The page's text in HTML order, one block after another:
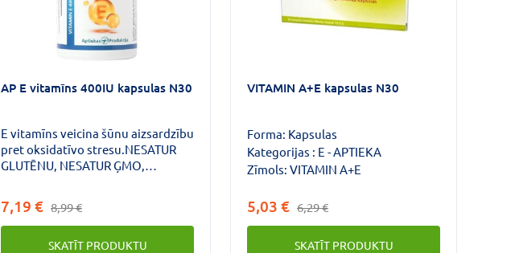
AP E vitamīns 400IU kapsulas N30
E vitamīns veicina šūnu aizsardzību
pret oksidatīvo stresu.NESATUR
GLUTĒNU, NESATUR ĢMO,
7,19 € 8,99 €
SKATĪT PRODUKTU
VITAMIN A+E kapsulas N30
Forma: Kapsulas
Kategorijas : E - APTIEKA
Zīmols: VITAMIN A+E
5,03 € 6,29 €
SKATĪT PRODUKTU